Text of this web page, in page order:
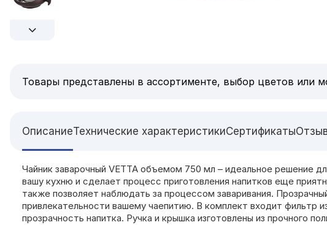
Товары представлены в ассортименте, выбор цветов или
ОписаниеТехнические характеристикиСертификаты
Чайник заварочный VETTA объемом 750 мл – идеальное решение
вашу кухню и сделает процесс приготовления напитков еще
также позволяет наблюдать за процессом заваривания.
привлекательности вашему чаепитию. В комплект входит фильтр
прозрачность напитка. Ручка и крышка изготовлены из прочного